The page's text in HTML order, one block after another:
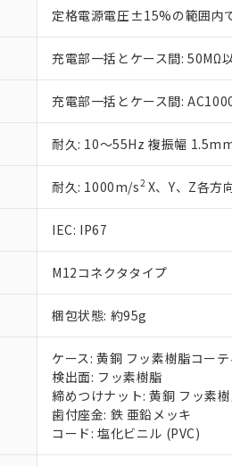
定格電源電圧±15%の範囲内
充電部一括とケース間: 50MΩ
充電部一括とケース間:
耐久: 10～55Hz 複振幅
耐久: 1000m/s2X、Y、Z各方
IEC: IP67
M12コネクタタイプ
梱包状態: 約95g
ケース: 黄銅 フッ素樹脂コー
検出面: フッ素樹脂
締めつけナット: 黄銅 フッ素
歯付座金: 鉄 亜鉛メッキ
コード: 塩化ビニル (PVC)
さい。
※当社の共
いる法人を
下記の非含有証明
EU RoHS指令（
51物質の非含有
※本証明書は発行
また、RoHS指令
混在することから
既に当社にて対
り割愛しておりま